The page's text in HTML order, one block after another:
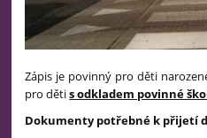
Zápis je povinný pro děti
pro dětis odkladem povinné
Dokumenty potřebné k přijetí